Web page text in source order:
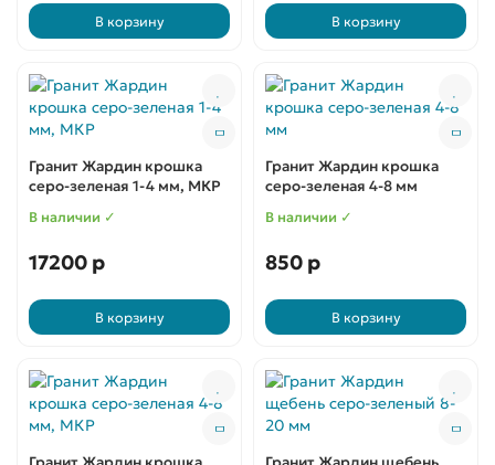
В корзину В корзину
Гранит Жардин крошка
серо-зеленая 1-4 мм, МКР
В наличии ✓
17200 р
В корзину
Гранит Жардин крошка
серо-зеленая 4-8 мм
В наличии ✓
850 р
В корзину